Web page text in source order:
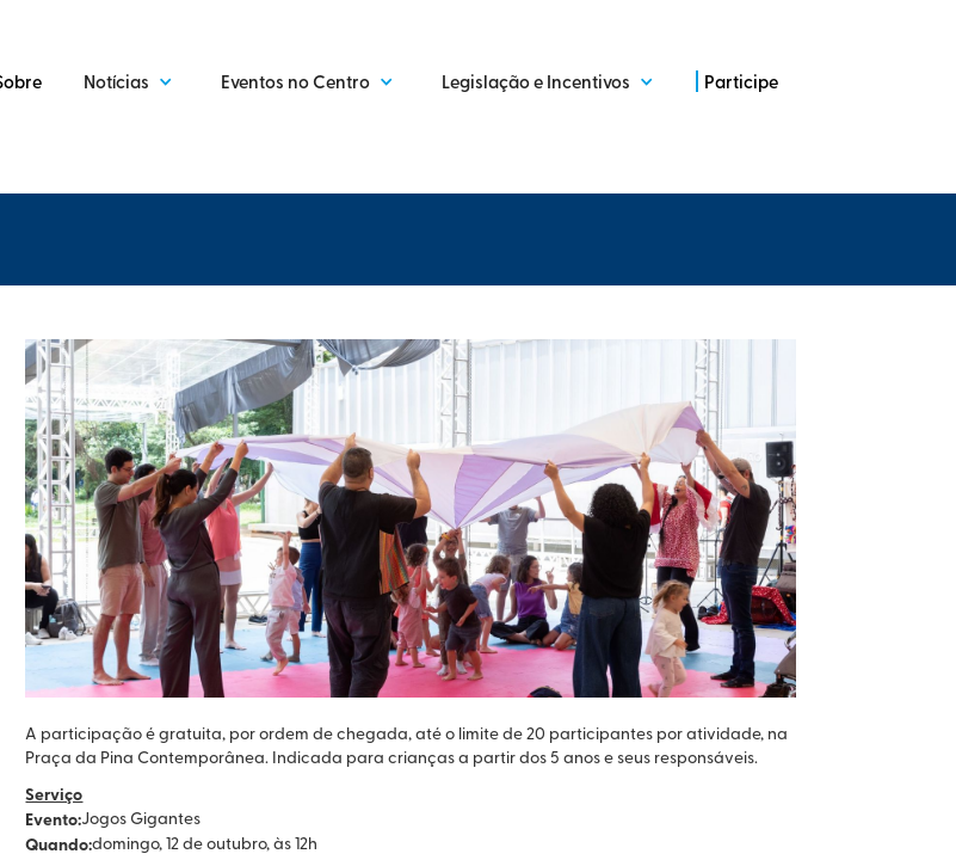
Notícias Eventos no Centro Legislação e Incentivos Participe
A participação é gratuita, por ordem de chegada, até o limite de 20 participantes por atividade, na
Praça da Pina Contemporânea. Indicada para crianças a partir dos 5 anos e seus responsáveis.
Serviço
Evento:Jogos Gigantes
Quando:domingo, 12 de outubro, às 12h